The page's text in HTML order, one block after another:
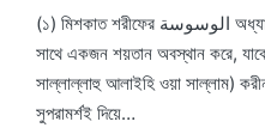
by
(১) মিশকাত শরীফের الوسوسة অধ্যায়ে বর্ণিত আছে যে, প্রত্যেক ব্যক্তির
সাথে একজন শয়তান অবস্থান করে,
সাল্লাল্লাহু আলাইহি ওয়া সাল্লাম)
সুপরামর্শই দিয়ে…